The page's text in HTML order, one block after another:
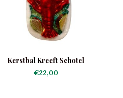
Kerstbal Kreeft Schotel
€22,00